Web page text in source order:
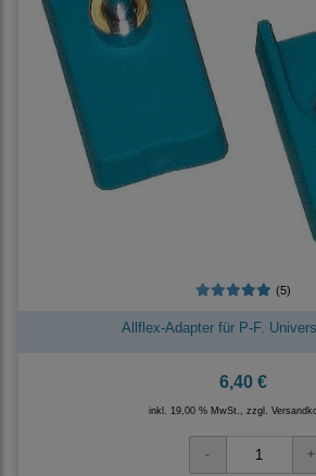
(5)
Allflex-Adapter für P-F.
6,40 €
inkl. 19,00 % MwSt., zzgl.